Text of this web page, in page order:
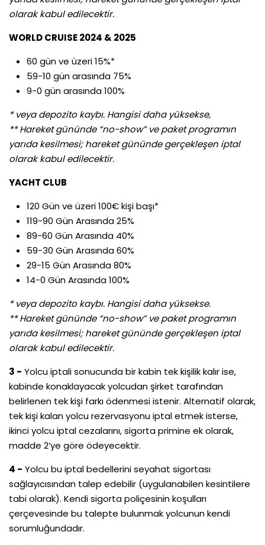
olarak kabul edilecektir.
WORLD CRUISE 2024 & 2025
60 gün ve üzeri 15%*
59-10 gün arasında 75%
9-0 gün arasında 100%
* veya depozito kaybı. Hangisi daha yüksekse,
** Hareket gününde “no-show” ve paket programın
yarıda kesilmesi; hareket gününde gerçekleşen iptal
olarak kabul edilecektir.
YACHT CLUB
120 Gün ve üzeri 100€ kişi başı*
119-90 Gün Arasında 25%
89-60 Gün Arasında 40%
59-30 Gün Arasında 60%
29-15 Gün Arasında 80%
14-0 Gün Arasında 100%
* veya depozito kaybı. Hangisi daha yüksekse.
** Hareket gününde “no-show” ve paket programın
yarıda kesilmesi; hareket gününde gerçekleşen iptal
olarak kabul edilecektir.
3 - Yolcu iptali sonucunda bir kabin tek kişilik kalır ise,
kabinde konaklayacak yolcudan şirket tarafından
belirlenen tek kişi farkı ödenmesi istenir. Alternatif olarak,
tek kişi kalan yolcu rezervasyonu iptal etmek isterse,
ikinci yolcu iptal cezalarını, sigorta primine ek olarak,
madde 2’ye göre ödeyecektir.
4 - Yolcu bu iptal bedellerini seyahat sigortası
sağlayıcısından talep edebilir (uygulanabilen kesintilere
tabi olarak). Kendi sigorta poliçesinin koşulları
çerçevesinde bu talepte bulunmak yolcunun kendi
sorumluğundadır.